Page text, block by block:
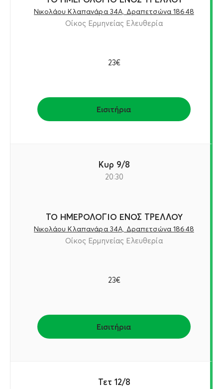
Νικολάου Κλαπανάρα 34Α, Δραπετσώνα 18648
Οίκος Ερμηνείας Ελευθερία
23€
Εισιτήρια
Κυρ 9/8
20:30
ΤΟ ΗΜΕΡΟΛΟΓΙΟ ΕΝΟΣ ΤΡΕΛΛΟΥ
Νικολάου Κλαπανάρα 34Α, Δραπετσώνα 18648
Οίκος Ερμηνείας Ελευθερία
23€
Εισιτήρια
Τετ 12/8